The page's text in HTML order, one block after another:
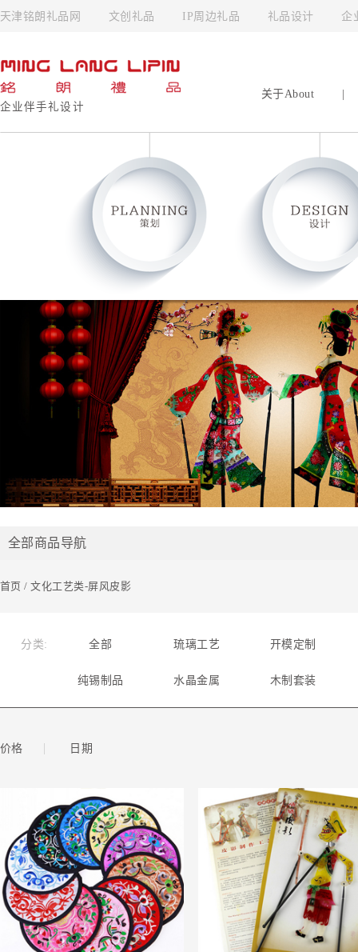
天津铭朗礼品网 文创礼品 IP周边礼品 礼品设计 企
企业伴手礼设计
关于About
全部商品导航
首页 / 文化工艺类-屏风皮影
分类: 全部 琉璃工艺 开模定制
纯锡制品 水晶金属 木制套装
价格 日期